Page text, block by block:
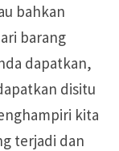
bahkan
barang
dapatkan,
disitu
kita
terjadi dan